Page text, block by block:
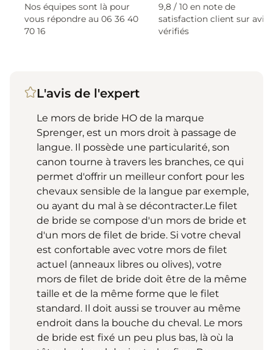
Nos équipes sont là pour
vous répondre au 06 36 40
70 16
9,8 / 10 en note de
satisfaction client sur avis
vérifiés
L'avis de l'expert
Le mors de bride HO de la marque
Sprenger, est un mors droit à passage de
langue. Il possède une particularité, son
canon tourne à travers les branches, ce qui
permet d'offrir un meilleur confort pour les
chevaux sensible de la langue par exemple,
ou ayant du mal à se décontracter.Le filet
de bride se compose d'un mors de bride et
d'un mors de filet de bride. Si votre cheval
est confortable avec votre mors de filet
actuel (anneaux libres ou olives), votre
mors de filet de bride doit être de la même
taille et de la même forme que le filet
standard. Il doit aussi se trouver au même
endroit dans la bouche du cheval. Le mors
de bride est fixé un peu plus bas, là où la